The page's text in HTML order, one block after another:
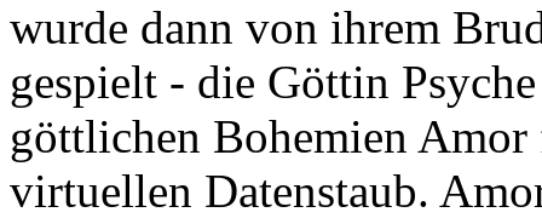
wurde dann von ihrem
gespielt - die Göttin
göttlichen Bohemien
virtuellen Datenstaub.